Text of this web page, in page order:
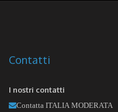
Contatti
I nostri contatti
Contatta ITALIA MODERATA